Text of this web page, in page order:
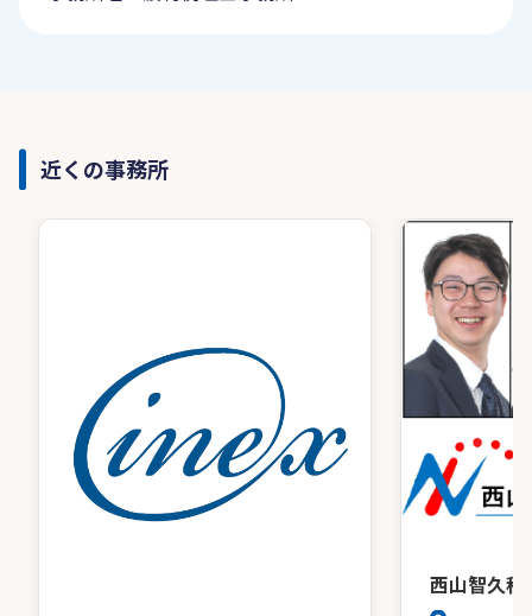
近くの事務所
西山智久税